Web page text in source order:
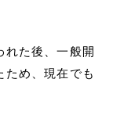
れた後、一般開
ため、現在でも